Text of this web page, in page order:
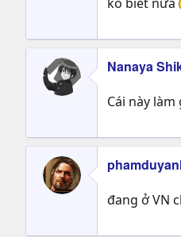
Nanaya
Cái này làm
đang ở VN